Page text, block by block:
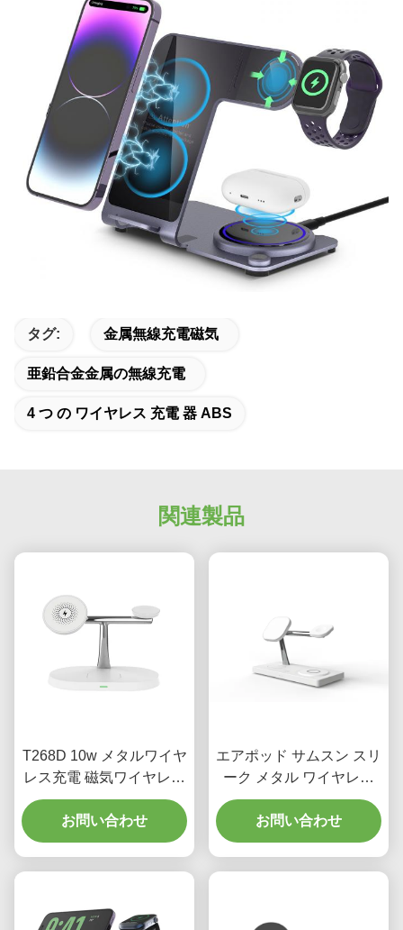
タグ: 金属無線充電磁気
亜鉛合金金属の無線充電
4 つ の ワイヤレス 充電 器 ABS
関連製品
T268D 10w メタルワイヤ
レス充電 磁気ワイヤレス
充電 3イン1 ウォッチ用
お問い合わせ
エアポッド サムスン スリ
ーク メタル ワイヤレス
充電器 デュアル ワイヤレ
ス 充電パッド 15W
お問い合わせ